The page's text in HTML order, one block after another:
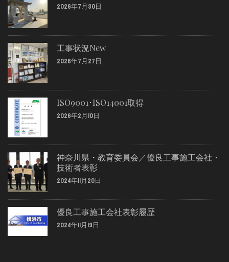
2026年7月30日
工事状況New
2026年7月27日
ISO9001･ISO14001取得
2026年2月10日
神奈川県・教育委員会／優良工事施工会社・
技術者表彰
2024年11月20日
優良工事施工会社表彰履歴
2024年11月19日